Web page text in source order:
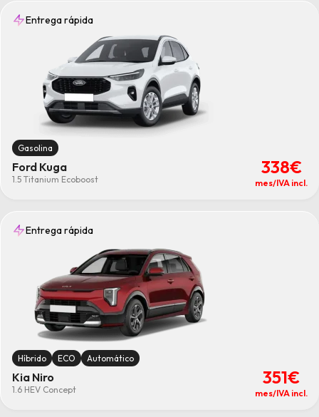
Entrega rápida
Gasolina
Ford Kuga
1.5 Titanium Ecoboost
338€
mes/IVA incl.
Entrega rápida
Híbrido ECO Automático
Kia Niro
1.6 HEV Concept
351€
mes/IVA incl.